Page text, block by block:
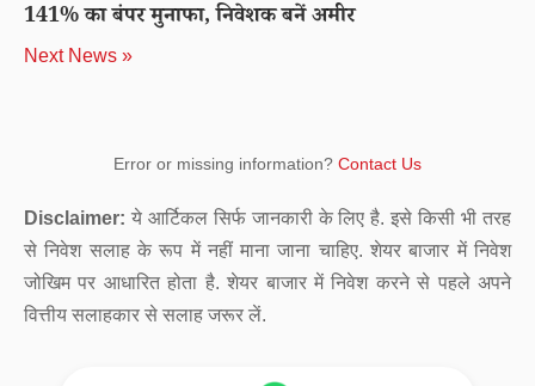
141% का बंपर मुनाफा, निवेशक बनें अमीर
Next News »
Error or missing information? Contact Us
Disclaimer: ये आर्टिकल सिर्फ जानकारी के लिए है. इसे किसी भी तरह
से निवेश सलाह के रूप में नहीं माना जाना चाहिए. शेयर बाजार में निवेश
जोखिम पर आधारित होता है. शेयर बाजार में निवेश करने से पहले अपने
वित्तीय सलाहकार से सलाह जरूर लें.